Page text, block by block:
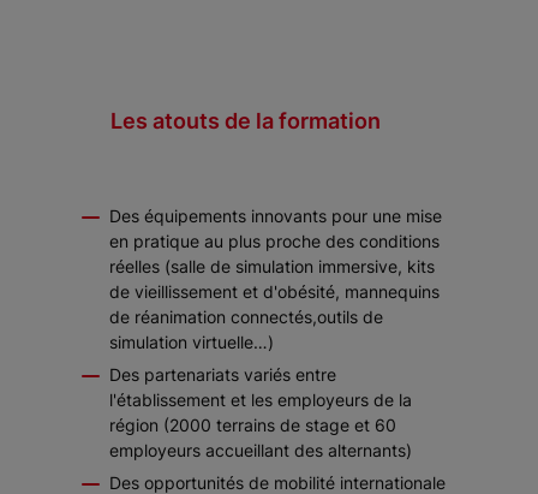
Les atouts de la formation
Des équipements innovants pour une mise
en pratique au plus proche des conditions
réelles (salle de simulation immersive, kits
de vieillissement et d'obésité, mannequins
de réanimation connectés,outils de
simulation virtuelle…)
Des partenariats variés entre
l'établissement et les employeurs de la
région (2000 terrains de stage et 60
employeurs accueillant des alternants)
Des opportunités de mobilité internationale